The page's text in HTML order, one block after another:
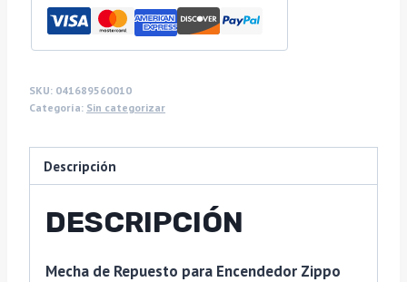
SKU: 041689560010
Categoría: Sin categorizar
Descripción
DESCRIPCIÓN
Mecha de Repuesto para Encendedor Zippo